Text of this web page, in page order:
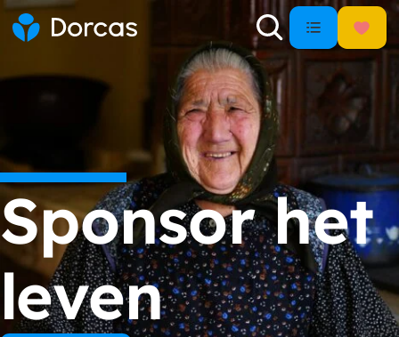
Sponsor het
leven